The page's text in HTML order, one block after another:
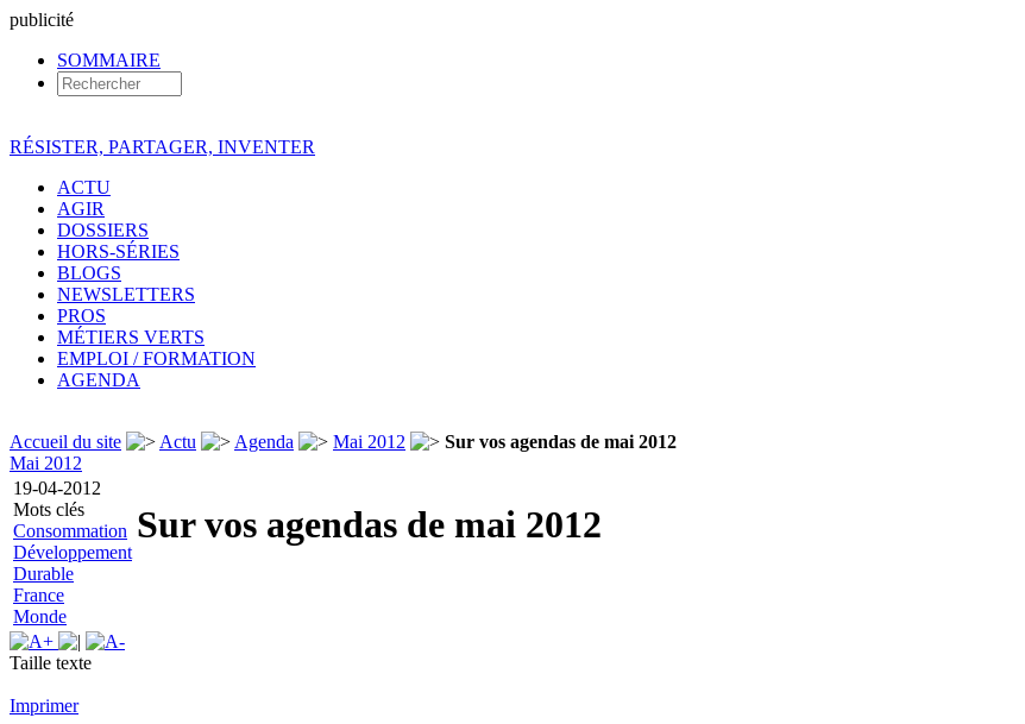
publicité
SOMMAIRE
RÉSISTER, PARTAGER, INVENTER
ACTU
AGIR
DOSSIERS
HORS-SÉRIES
BLOGS
NEWSLETTERS
PROS
MÉTIERS VERTS
EMPLOI / FORMATION
AGENDA
Accueil du site Actu Agenda Mai 2012
Sur vos agendas de mai 2012
Mai 2012
19-04-2012
Mots clés
Consommation
Développement
Durable
France
Monde
Sur vos agendas de mai 2012
Taille texte
Imprimer